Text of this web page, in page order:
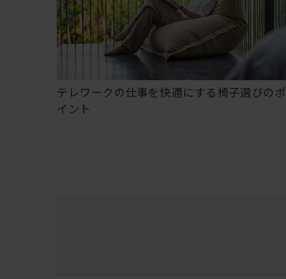
テレワークの仕事を快適にする椅子選びのポ
イント